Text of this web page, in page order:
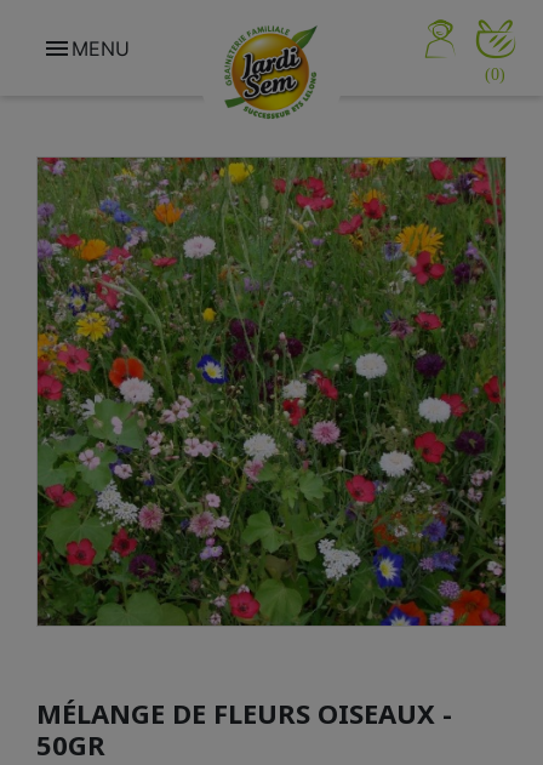
(0)
 MENU
MÉLANGE DE FLEURS OISEAUX -
50GR